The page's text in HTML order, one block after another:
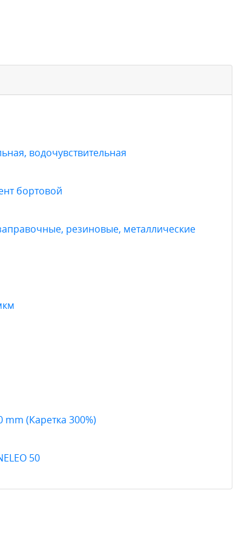
водочувствительная
бортовой
резиновые, металлические
(Каретка 300%)
50